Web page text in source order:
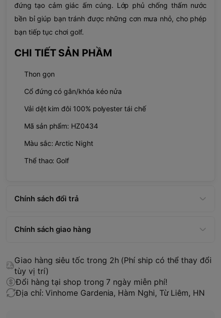
đứng tạo cảm giác ấm cúng. Lớp phủ chống thấm nước
bền bỉ giúp bạn tránh được những cơn mưa nhỏ, cho phép
bạn tiếp tục chơi golf.
CHI TIẾT SẢN PHẦM
Thon gọn
Cổ đứng có gân/khóa kéo nửa
Vải dệt kim đôi 100% polyester tái chế
Mã sản phẩm: HZ0434
Màu sắc: Arctic Night
Thể thao: Golf
Chính sách đổi trả
Chính sách giao hàng
Giao hàng siêu tốc trong 2h (Phí ship có thể thay đổi
tùy vị trí)
Đổi hàng tại shop trong 7 ngày miễn phí!
Địa chỉ: Vinhome Gardenia, Hàm Nghi, Từ Liêm, HN